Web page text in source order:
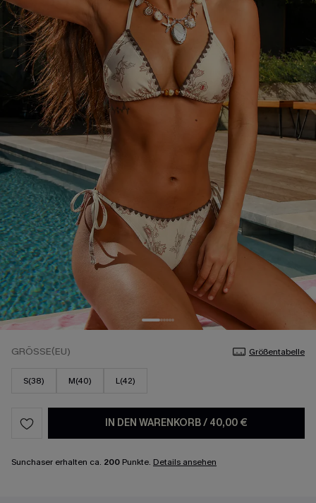
GRÖSSE(EU) Größentabelle
S(38) M(40) L(42)
IN DEN WARENKORB/ 40,00 €
Sunchaser erhalten ca. 200 Punkte. Details ansehen